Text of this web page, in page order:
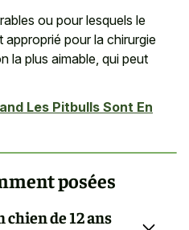
ou pour lesquels le
pour la chirurgie
la plus aimable, qui peut
Les Pitbulls Sont En
posées
de 12 ans